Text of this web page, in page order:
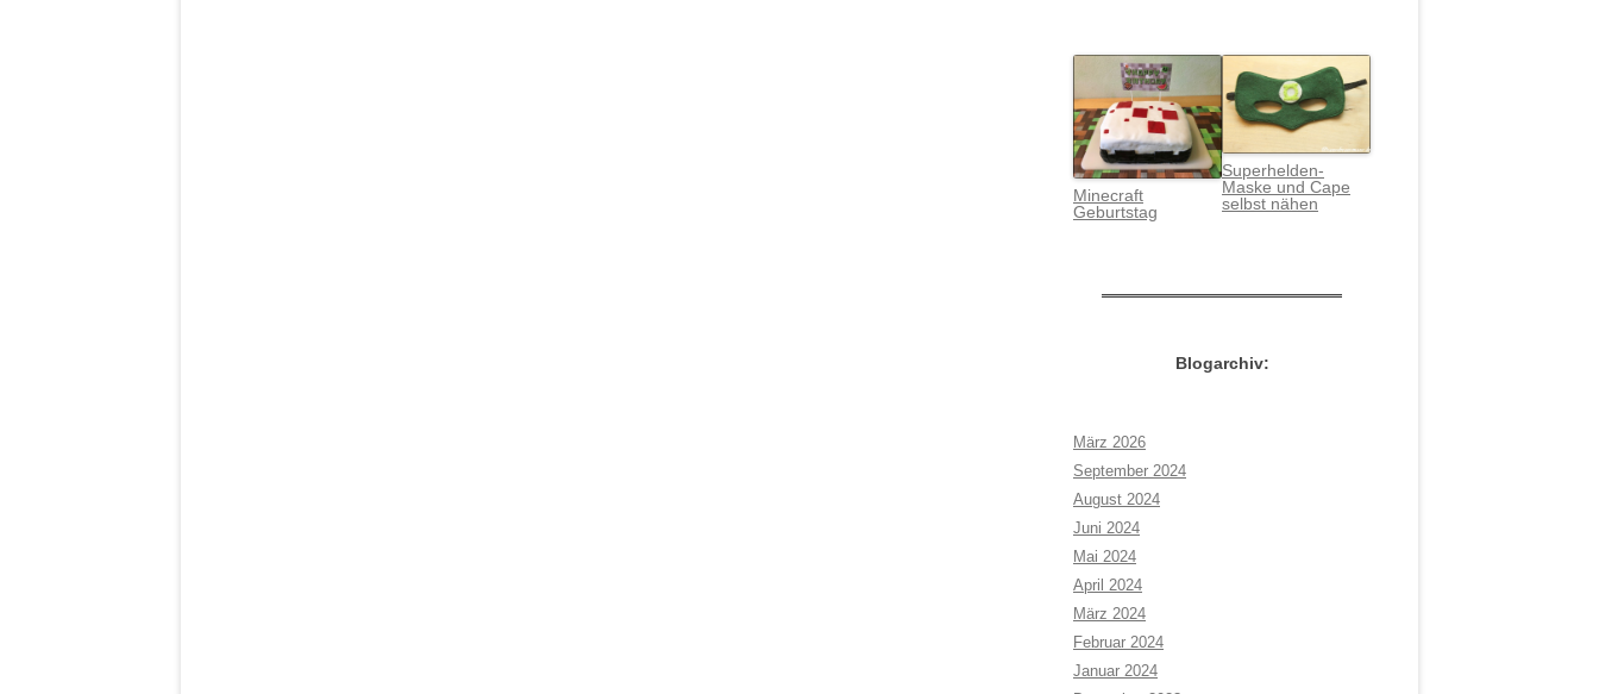
Minecraft
Geburtstag
Superhelden-
Maske und Cape
selbst nähen
Blogarchiv:
März 2026
September 2024
August 2024
Juni 2024
Mai 2024
April 2024
März 2024
Februar 2024
Januar 2024